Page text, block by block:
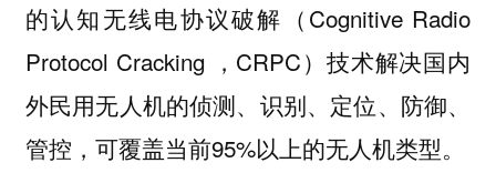
的认知无线电协议破解（Cognitive Radio
Protocol Cracking ，CRPC）技术解决国内
外民用无人机的侦测、识别、定位、防御、
管控，可覆盖当前95%以上的无人机类型。